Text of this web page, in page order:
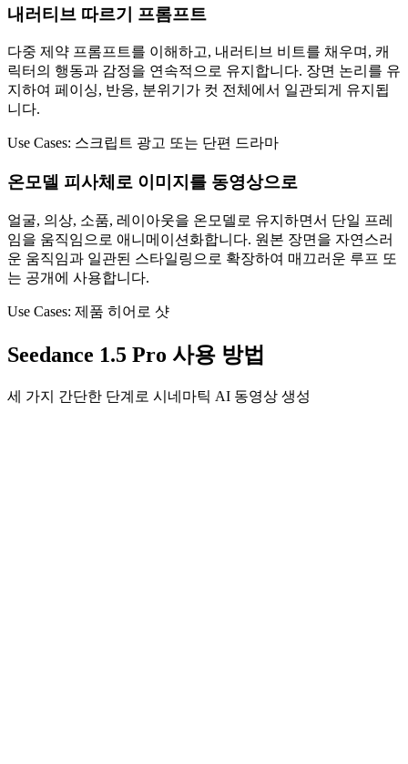
내러티브 따르기 프롬프트
다중 제약 프롬프트를 이해하고, 내러티브 비트를 채우며, 캐
릭터의 행동과 감정을 연속적으로 유지합니다. 장면 논리를 유
지하여 페이싱, 반응, 분위기가 컷 전체에서 일관되게 유지됩
니다.
Use Cases: 스크립트 광고 또는 단편 드라마
온모델 피사체로 이미지를 동영상으로
얼굴, 의상, 소품, 레이아웃을 온모델로 유지하면서 단일 프레
임을 움직임으로 애니메이션화합니다. 원본 장면을 자연스러
운 움직임과 일관된 스타일링으로 확장하여 매끄러운 루프 또
는 공개에 사용합니다.
Use Cases: 제품 히어로 샷
Seedance 1.5 Pro 사용 방법
세 가지 간단한 단계로 시네마틱 AI 동영상 생성